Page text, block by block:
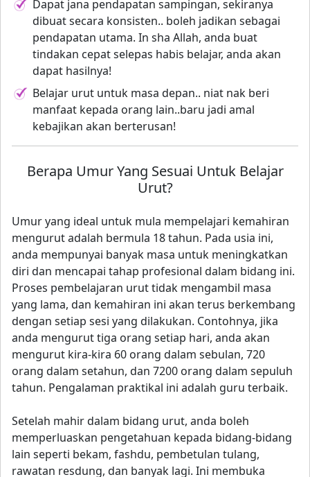
Dapat jana pendapatan sampingan, sekiranya
dibuat secara konsisten.. boleh jadikan sebagai
pendapatan utama. In sha Allah, anda buat
tindakan cepat selepas habis belajar, anda akan
dapat hasilnya!
Belajar urut untuk masa depan.. niat nak beri
manfaat kepada orang lain..baru jadi amal
kebajikan akan berterusan!
Berapa Umur Yang Sesuai Untuk Belajar
Urut?
Umur yang ideal untuk mula mempelajari kemahiran
mengurut adalah bermula 18 tahun. Pada usia ini,
anda mempunyai banyak masa untuk meningkatkan
diri dan mencapai tahap profesional dalam bidang ini.
Proses pembelajaran urut tidak mengambil masa
yang lama, dan kemahiran ini akan terus berkembang
dengan setiap sesi yang dilakukan. Contohnya, jika
anda mengurut tiga orang setiap hari, anda akan
mengurut kira-kira 60 orang dalam sebulan, 720
orang dalam setahun, dan 7200 orang dalam sepuluh
tahun. Pengalaman praktikal ini adalah guru terbaik.
Setelah mahir dalam bidang urut, anda boleh
memperluaskan pengetahuan kepada bidang-bidang
lain seperti bekam, fashdu, pembetulan tulang,
rawatan resdung, dan banyak lagi. Ini membuka